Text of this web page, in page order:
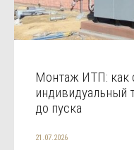
Монтаж ИТП: как
индивидуальный
до пуска
21.07.2026